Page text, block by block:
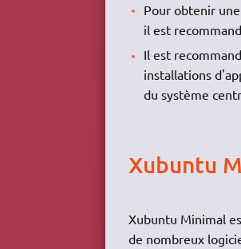
Pour obtenir
il est
Il est
installations
du système
Xubuntu
Xubuntu Minimal
de nombreux